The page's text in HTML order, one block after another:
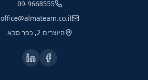
09-9668555
office@almateam.co.il
היוצרים 2, כפר סבא